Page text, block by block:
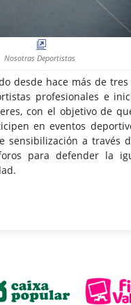
Nosotras Deportistas
desde hace más de
profesionales e
con el objetivo de
en eventos
sensibilización a través
para defender la